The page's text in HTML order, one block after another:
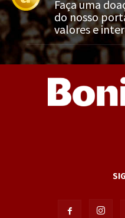
Faça uma
do nosso
valores e